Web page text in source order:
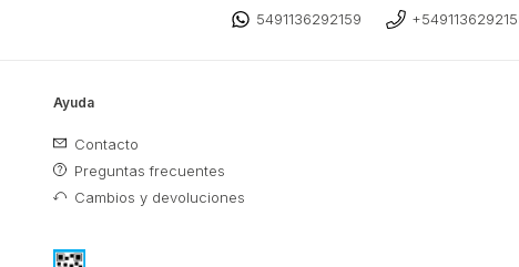
5491136292159
Ayuda
Contacto
Preguntas frecuentes
Cambios y devoluciones